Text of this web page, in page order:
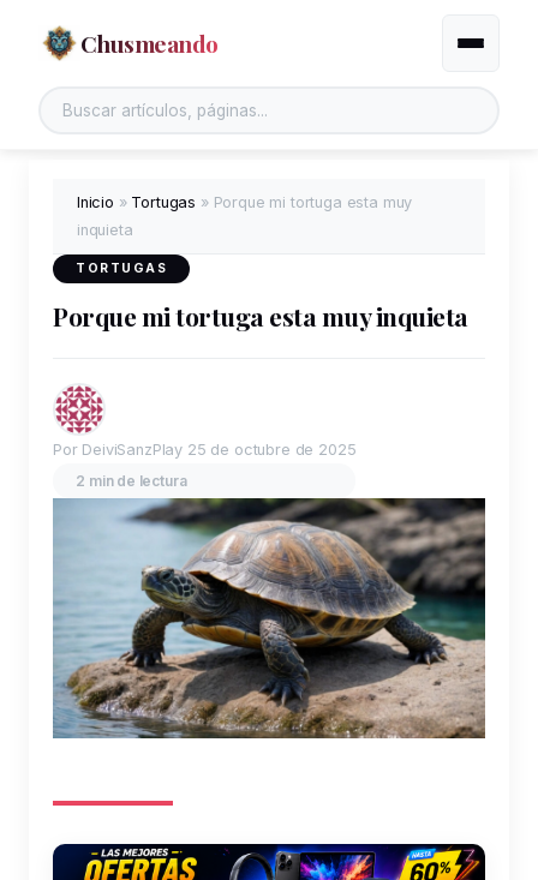
Chusmeando
Buscar en el sitio
Alternar
Inicio » Tortugas » Porque mi tortuga esta muy
inquieta
TORTUGAS
Porque mi tortuga esta muy inquieta
Por DeiviSanzPlay 25 de octubre de 2025
2 min de lectura